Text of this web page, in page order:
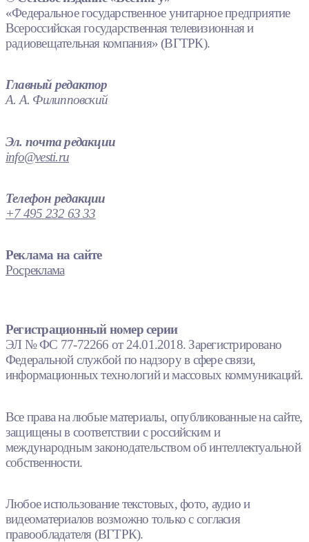
«Федеральное государственное унитарное предприятие
Всероссийская государственная телевизионная и
радиовещательная компания» (ВГТРК).
Главный редактор
А. А. Филипповский
Эл. почта редакции
info@vesti.ru
Телефон редакции
+7 495 232 63 33
Реклама на сайте
Росреклама
Регистрационный номер серии
ЭЛ № ФС 77-72266 от 24.01.2018. Зарегистрировано
Федеральной службой по надзору в сфере связи,
информационных технологий и массовых коммуникаций.
Все права на любые материалы, опубликованные на сайте,
защищены в соответствии с российским и
международным законодательством об интеллектуальной
собственности.
Любое использование текстовых, фото, аудио и
видеоматериалов возможно только с согласия
правообладателя (ВГТРК).